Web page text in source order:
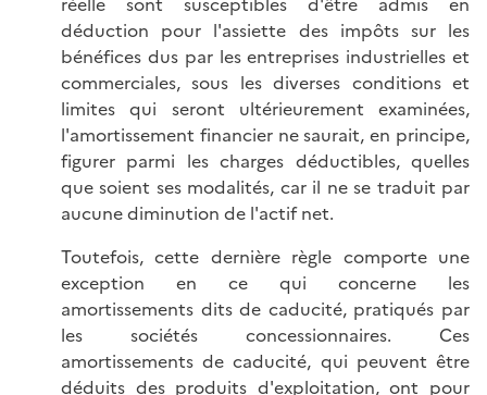
déduction pour l'assiette des impôts sur les
bénéfices dus par les entreprises industrielles et
commerciales, sous les diverses conditions et
limites qui seront ultérieurement examinées,
l'amortissement financier ne saurait, en principe,
figurer parmi les charges déductibles, quelles
que soient ses modalités, car il ne se traduit par
aucune diminution de l'actif net.
Toutefois, cette dernière règle comporte une
exception en ce qui concerne les
amortissements dits de caducité, pratiqués par
les sociétés concessionnaires. Ces
amortissements de caducité, qui peuvent être
déduits des produits d'exploitation, ont pour